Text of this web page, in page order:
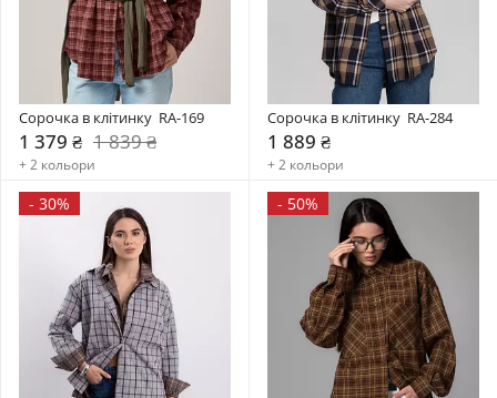
Сорочка в клітинку  RA-169
1 379 ₴ 1 839 ₴
+ 2 кольори
Сорочка в клітинку  RA-284
1 889 ₴
+ 2 кольори
- 30% - 50%